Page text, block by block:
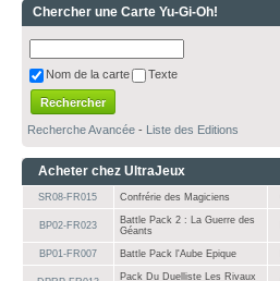
Chercher une Carte Yu-Gi-Oh!
Nom de la carte Texte
Recherche Avancée - Liste des Editions
Acheter chez UltraJeux
SR08-FR015 Confrérie des Magiciens
BP02-FR023
Battle Pack 2 : La Guerre des
Géants
BP01-FR007 Battle Pack l'Aube Epique
Pack Du Duelliste Les Rivaux